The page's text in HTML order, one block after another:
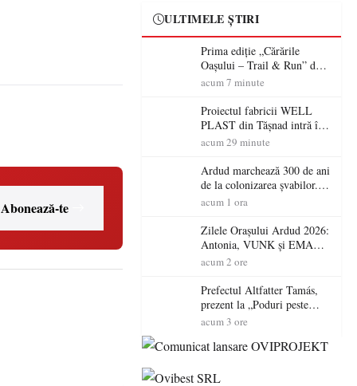
Abonează-te
ULTIMELE ȘTIRI
Prima ediție „Cărările
Oașului – Trail & Run” dă
startul înscrierilor. Două zile
comunității în Țara Oașului
acum 7 minute
Proiectul fabricii WELL
PLAST din Tășnad intră în
etapa de încadrare pentru
acum 29 minute
Ardud marchează 300 de ani
de la colonizarea șvabilor.
Jubileul va fi sărbătorit pe 8
acum 1 ora
Zilele Orașului Ardud 2026:
Antonia, VUNK și EMAA
urcă pe scena Cetății Ardud.
acum 2 ore
Prefectul Altfatter Tamás,
prezent la „Poduri peste
granițe – Zilele Diasporei
acum 3 ore